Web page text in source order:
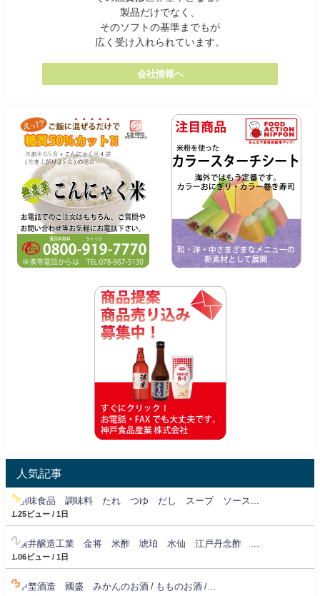
製品だけでなく、
そのソフトの基準までもが
広く受け入れられています。
会社情報へ
人気記事
創味食品 調味料 たれ つゆ だし スープ ソース...
1.25ビュー / 1日
横井醸造工業 金将 米酢 琥珀 水仙 江戸丹念酢 ...
1.06ビュー / 1日
中埜酒造 國盛 みかんのお酒 / もものお酒 /...